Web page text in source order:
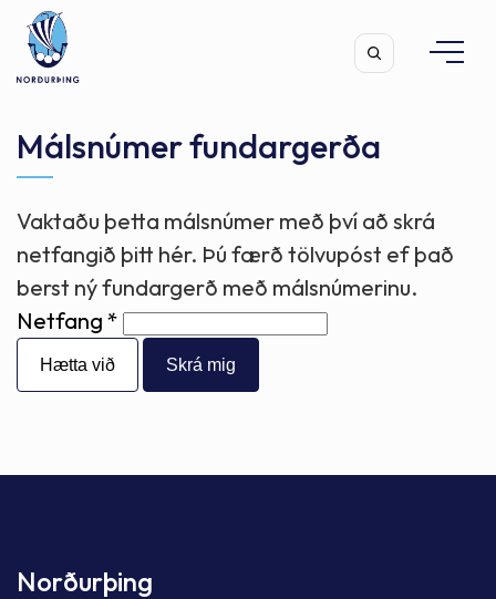
Leita
Málsnúmer fundargerða
Vaktaðu þetta málsnúmer með því að skrá
netfangið þitt hér. Þú færð tölvupóst ef það
berst ný fundargerð með málsnúmerinu.
Netfang
Hætta við
Norðurþing